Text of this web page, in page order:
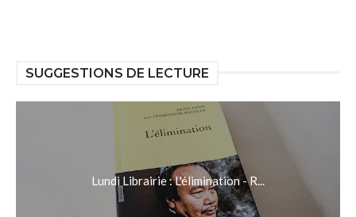
SUGGESTIONS DE LECTURE
Lundi Librairie : L'élimination - R...